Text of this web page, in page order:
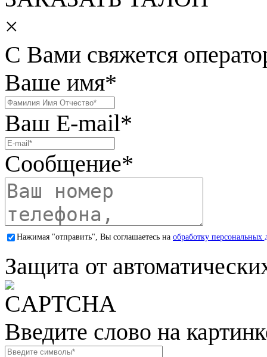
×
С Вами свяжется
Ваше имя*
Ваш E-mail*
Сообщение*
Нажимая "отправить", Вы соглашаетесь на обработку персональных
Защита от
Введите слово на